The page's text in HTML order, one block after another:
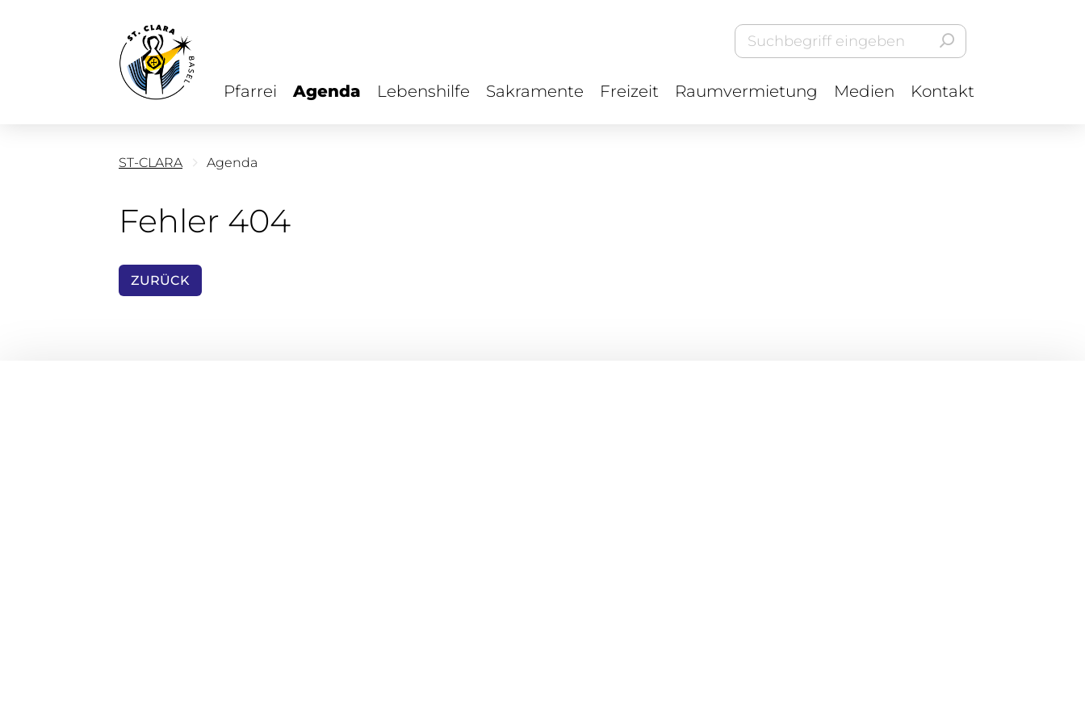
Pfarrei Agenda Lebenshilfe Sakramente Freizeit Raumvermietung Medien Kontakt
ST-CLARA Agenda
Fehler 404
ZURÜCK